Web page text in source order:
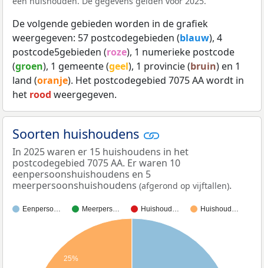
De volgende gebieden worden in de grafiek
weergegeven: 57 postcodegebieden (blauw), 4
postcode5gebieden (roze), 1 numerieke postcode
(groen), 1 gemeente (geel), 1 provincie (bruin) en 1
land (oranje). Het postcodegebied 7075 AA wordt in
het rood weergegeven.
Soorten huishoudens
In 2025 waren er 15 huishoudens in het
postcodegebied 7075 AA. Er waren 10
eenpersoonshuishoudens en 5
meerpersoonshuishoudens (afgerond op vijftallen).
Eenperso… Meerpers… Huishoud… Huishoud…
25%